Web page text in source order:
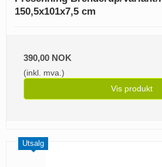
150,5x101x7,5 cm
390,00 NOK
(inkl. mva.)
Vis produkt
Utsalg